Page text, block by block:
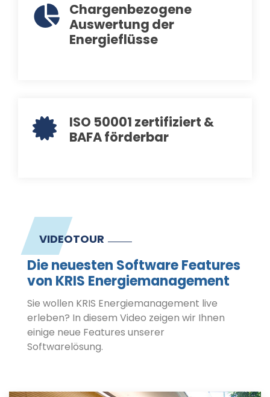
Chargenbezogene
Auswertung der
Energieflüsse
ISO 50001 zertifiziert &
BAFA förderbar
VIDEOTOUR
Die neuesten Software Features
von KRIS Energiemanagement
Sie wollen KRIS Energiemanagement live
erleben? In diesem Video zeigen wir Ihnen
einige neue Features unserer
Softwarelösung.